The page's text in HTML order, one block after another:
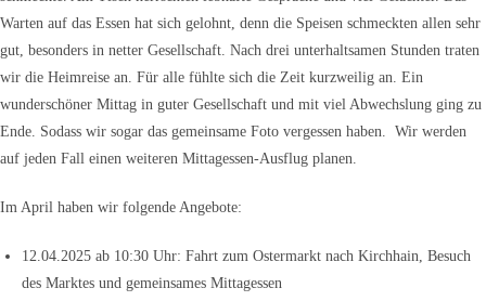
Warten auf das Essen hat sich gelohnt, denn die Speisen schmeckten allen sehr
gut, besonders in netter Gesellschaft. Nach drei unterhaltsamen Stunden traten
wir die Heimreise an. Für alle fühlte sich die Zeit kurzweilig an. Ein
wunderschöner Mittag in guter Gesellschaft und mit viel Abwechslung ging zu
Ende. Sodass wir sogar das gemeinsame Foto vergessen haben. Wir werden
auf jeden Fall einen weiteren Mittagessen-Ausflug planen.
Im April haben wir folgende Angebote:
12.04.2025 ab 10:30 Uhr: Fahrt zum Ostermarkt nach Kirchhain, Besuch
des Marktes und gemeinsames Mittagessen